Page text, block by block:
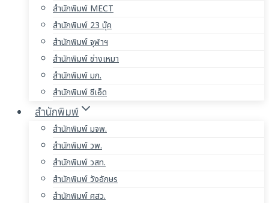
สำนักพิมพ์ MECT
สำนักพิมพ์ 23 บุ๊ค
สำนักพิมพ์ จุฬาฯ
สำนักพิมพ์ ช่างเหมา
สำนักพิมพ์ มก.
สำนักพิมพ์ ซีเอ็ด
สำนักพิมพ์
สำนักพิมพ์ มจพ.
สำนักพิมพ์ วพ.
สำนักพิมพ์ วสท.
สำนักพิมพ์ วังอักษร
สำนักพิมพ์ ศสว.